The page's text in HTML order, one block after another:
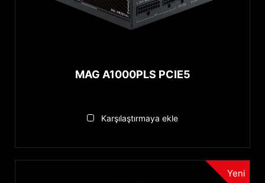
MAG A1000PLS PCIE5
Karşılaştırmaya ekle
Yeni